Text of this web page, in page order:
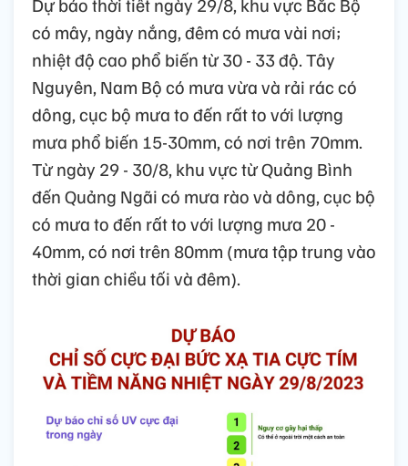
Dự báo thời tiết ngày 29/8, khu vực Bắc Bộ
có mây, ngày nắng, đêm có mưa vài nơi;
nhiệt độ cao phổ biến từ 30 - 33 độ. Tây
Nguyên, Nam Bộ có mưa vừa và rải rác có
dông, cục bộ mưa to đến rất to với lượng
mưa phổ biến 15-30mm, có nơi trên 70mm.
Từ ngày 29 - 30/8, khu vực từ Quảng Bình
đến Quảng Ngãi có mưa rào và dông, cục bộ
có mưa to đến rất to với lượng mưa 20 -
40mm, có nơi trên 80mm (mưa tập trung vào
thời gian chiều tối và đêm).